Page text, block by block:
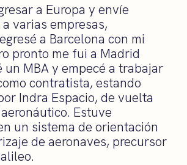
a Europa y envíe
a varias empresas,
a Barcelona con mi
pronto me fui a Madrid
un MBA y empecé a trabajar
contratista, estando
Indra Espacio, de vuelta
Estuve
un sistema de orientación
de aeronaves, precursor